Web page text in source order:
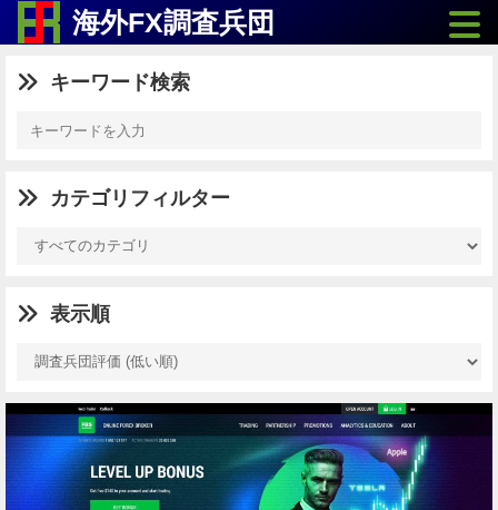
海外FX調査兵団
キーワード検索
カテゴリフィルター
表示順